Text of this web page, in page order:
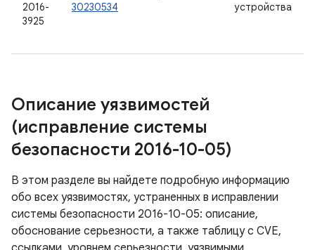
2016-
3925
30230534
устройства
Описание уязвимостей
(исправление системы
безопасности 2016-10-05)
В этом разделе вы найдете подробную информацию
обо всех уязвимостях, устраненных в исправлении
системы безопасности 2016-10-05: описание,
обоснование серьезности, а также таблицу с CVE,